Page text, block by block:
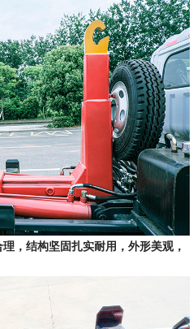
，结构坚固扎实耐用，外形美观，